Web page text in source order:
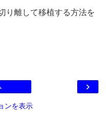
り離して移植する方法を
›
ンを表示